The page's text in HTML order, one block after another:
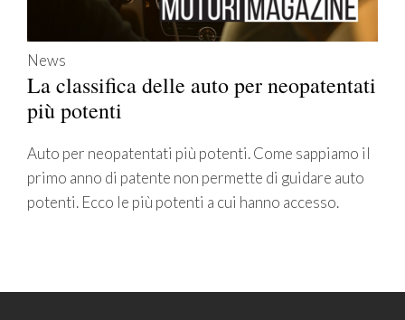
News
La classifica delle auto per neopatentati
più potenti
Auto per neopatentati più potenti. Come sappiamo il
primo anno di patente non permette di guidare auto
potenti. Ecco le più potenti a cui hanno accesso.